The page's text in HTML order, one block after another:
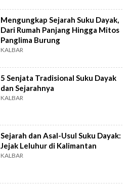
Mengungkap Sejarah Suku Dayak,
Dari Rumah Panjang Hingga Mitos
Panglima Burung
KALBAR
5 Senjata Tradisional Suku Dayak
dan Sejarahnya
KALBAR
Sejarah dan Asal-Usul Suku Dayak:
Jejak Leluhur di Kalimantan
KALBAR